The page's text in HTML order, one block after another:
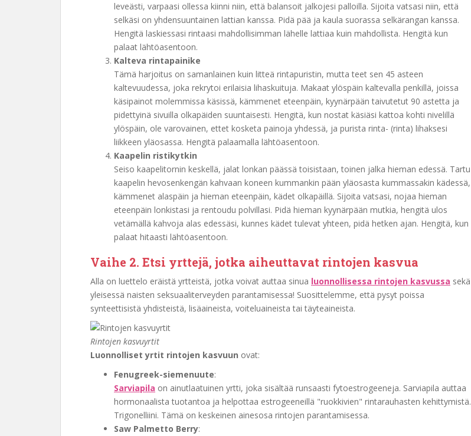
leveästi, varpaasi ollessa kiinni niin, että balansoit jalkojesi palloilla. Sijoita vatsasi niin, että
selkäsi on yhdensuuntainen lattian kanssa. Pidä pää ja kaula suorassa selkärangan kanssa.
Hengitä laskiessasi rintaasi mahdollisimman lähelle lattiaa kuin mahdollista. Hengitä kun
palaat lähtöasentoon.
Kalteva rintapainike
Tämä harjoitus on samanlainen kuin litteä rintapuristin, mutta teet sen 45 asteen
kaltevuudessa, joka rekrytoi erilaisia lihaskuituja. Makaat ylöspäin kaltevalla penkillä, joissa
käsipainot molemmissa käsissä, kämmenet eteenpäin, kyynärpään taivutetut 90 astetta ja
pidettyinä sivuilla olkapäiden suuntaisesti. Hengitä, kun nostat käsiäsi kattoa kohti nivelillä
ylöspäin, ole varovainen, ettet kosketa painoja yhdessä, ja purista rinta- (rinta) lihaksesi
liikkeen yläosassa. Hengitä palaamalla lähtöasentoon.
Kaapelin ristikytkin
Seiso kaapelitornin keskellä, jalat lonkan päässä toisistaan, toinen jalka hieman edessä. Tartu
kaapelin hevosenkengän kahvaan koneen kummankin pään yläosasta kummassakin kädessä,
kämmenet alaspäin ja hieman eteenpäin, kädet olkapäillä. Sijoita vatsasi, nojaa hieman
eteenpäin lonkistasi ja rentoudu polvillasi. Pidä hieman kyynärpään mutkia, hengitä ulos
vetämällä kahvoja alas edessäsi, kunnes kädet tulevat yhteen, pidä hetken ajan. Hengitä, kun
palaat hitaasti lähtöasentoon.
Vaihe 2. Etsi yrttejä, jotka aiheuttavat rintojen kasvua
Alla on luettelo eräistä yrtteistä, jotka voivat auttaa sinua luonnollisessa rintojen kasvussa sekä
yleisessä naisten seksuaaliterveyden parantamisessa! Suosittelemme, että pysyt poissa
synteettisistä yhdisteistä, lisäaineista, voiteluaineista tai täyteaineista.
Rintojen kasvuyrtit
Luonnolliset yrtit rintojen kasvuun ovat:
Fenugreek-siemenuute:
Sarviapila on ainutlaatuinen yrtti, joka sisältää runsaasti fytoestrogeeneja. Sarviapila auttaa
hormonaalista tuotantoa ja helpottaa estrogeeneillä "ruokkivien" rintarauhasten kehittymistä.
Trigonelliini. Tämä on keskeinen ainesosa rintojen parantamisessa.
Saw Palmetto Berry: